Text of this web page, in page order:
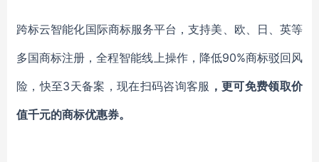
跨标云智能化国际商标服务平台，支持美、欧、日、英等
多国商标注册，全程智能线上操作，降低90%商标驳回风
险，快至3天备案，现在扫码咨询客服 ，更可免费领取价
值千元的商标优惠券。